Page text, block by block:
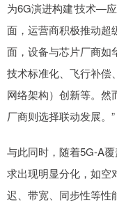
为6G演进构建‘技术—
面，运营商积极推动超
面，设备与芯片厂商如
技术标准化、飞行补偿
网络架构）创新等。然
厂商则选择联动发展。”
与此同时，随着5G-A
求出现明显分化，如空
迟、带宽、同步性等性